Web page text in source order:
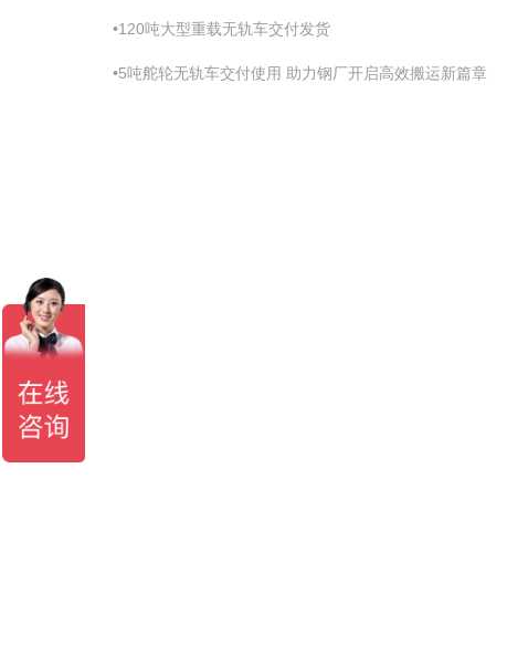
•120吨大型重载无轨车交付发货
•5吨舵轮无轨车交付使用 助力钢厂开启高效搬运新篇章